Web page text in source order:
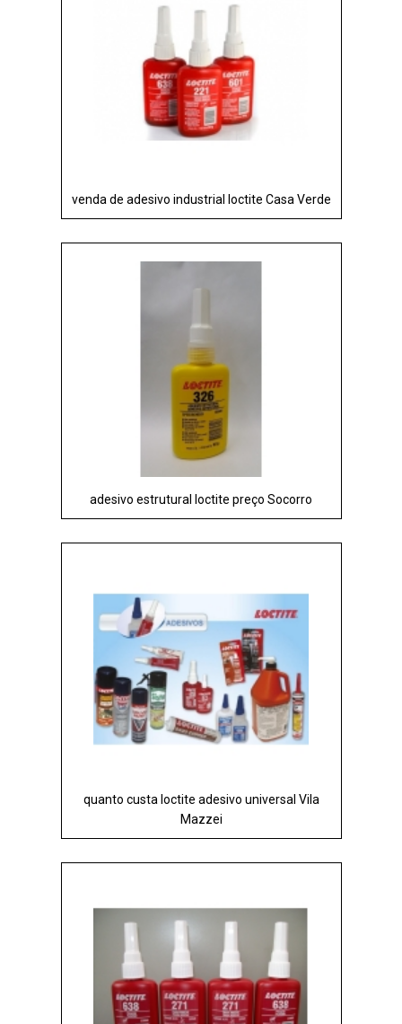
venda de adesivo industrial loctite Casa Verde
adesivo estrutural loctite preço Socorro
quanto custa loctite adesivo universal Vila
Mazzei